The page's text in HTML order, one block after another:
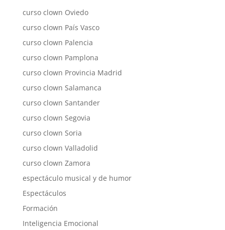
curso clown Oviedo
curso clown País Vasco
curso clown Palencia
curso clown Pamplona
curso clown Provincia Madrid
curso clown Salamanca
curso clown Santander
curso clown Segovia
curso clown Soria
curso clown Valladolid
curso clown Zamora
espectáculo musical y de humor
Espectáculos
Formación
Inteligencia Emocional